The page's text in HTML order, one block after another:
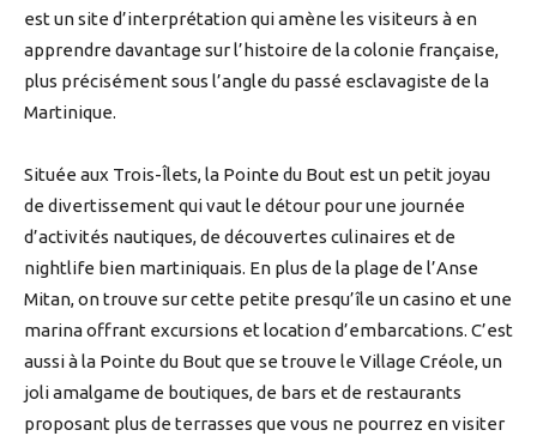
est un site d’interprétation qui amène les visiteurs à en
apprendre davantage sur l’histoire de la colonie française,
plus précisément sous l’angle du passé esclavagiste de la
Martinique.
Située aux Trois-Îlets, la Pointe du Bout est un petit joyau
de divertissement qui vaut le détour pour une journée
d’activités nautiques, de découvertes culinaires et de
nightlife bien martiniquais. En plus de la plage de l’Anse
Mitan, on trouve sur cette petite presqu’île un casino et une
marina offrant excursions et location d’embarcations. C’est
aussi à la Pointe du Bout que se trouve le Village Créole, un
joli amalgame de boutiques, de bars et de restaurants
proposant plus de terrasses que vous ne pourrez en visiter